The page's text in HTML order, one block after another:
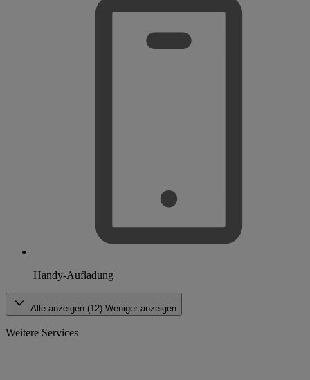
Handy-Aufladung
Alle anzeigen (12) Weniger anzeigen
Weitere Services